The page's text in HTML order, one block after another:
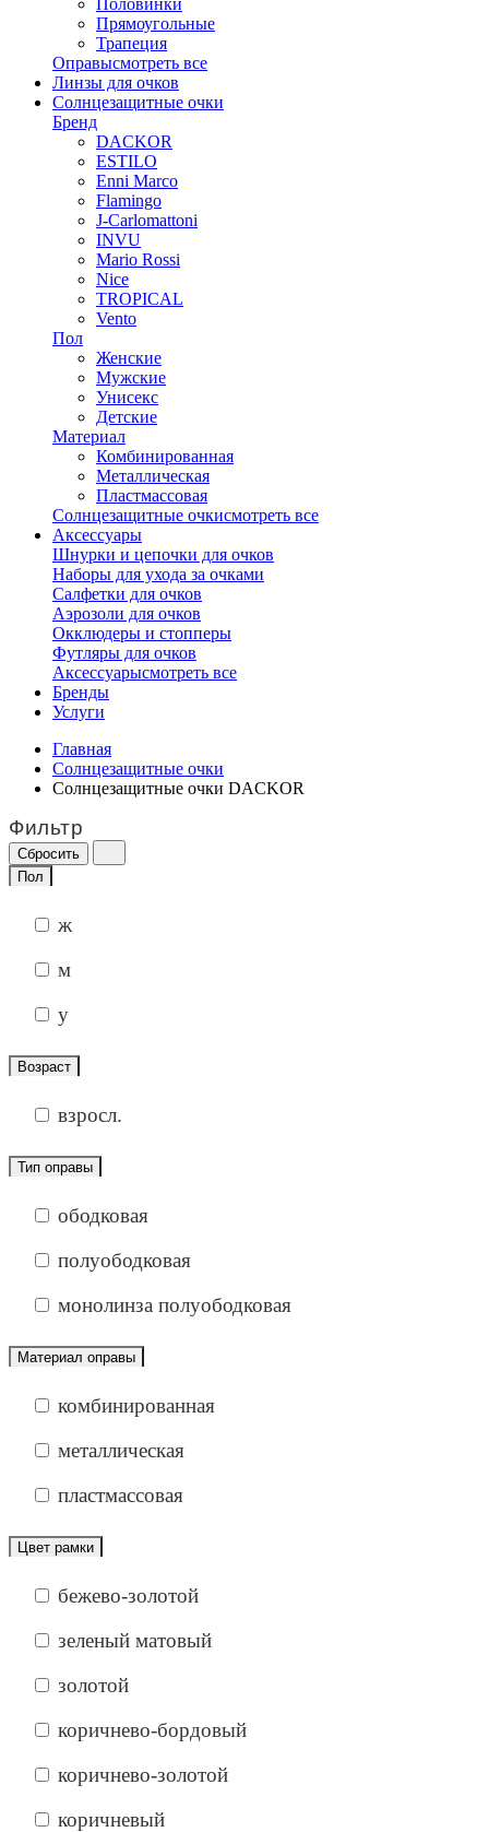
Прямоугольные
Трапеция
Оправысмотреть все
Линзы для очков
Солнцезащитные очки
Бренд
DACKOR
ESTILO
Enni Marco
Flamingo
J-Carlomattoni
INVU
Mario Rossi
Nice
TROPICAL
Vento
Пол
Женские
Мужские
Унисекс
Детские
Материал
Комбинированная
Металлическая
Пластмассовая
Солнцезащитные очкисмотреть все
Аксессуары
Шнурки и цепочки для очков
Наборы для ухода за очками
Салфетки для очков
Аэрозоли для очков
Окклюдеры и стопперы
Футляры для очков
Аксессуарысмотреть все
Бренды
Услуги
Главная
Солнцезащитные очки
Солнцезащитные очки DACKOR
Фильтр
Пол
ж
м
у
Возраст
взросл.
Тип оправы
ободковая
полуободковая
монолинза полуободковая
Материал оправы
комбинированная
металлическая
пластмассовая
Цвет рамки
бежево-золотой
зеленый матовый
золотой
коричнево-бордовый
коричнево-золотой
коричневый